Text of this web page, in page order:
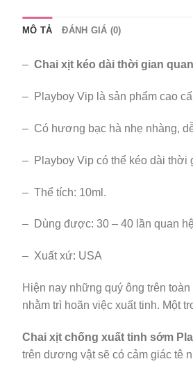
MÔ TẢ ĐÁNH GIÁ (0)
– Chai xịt kéo dài thời gian
– Playboy Vip là sản phẩm cao
– Có hương bạc hà nhẹ nhàng,
– Playboy Vip có thể kéo dài thời
– Thể tích: 10ml.
– Dùng được: 30 – 40 lần quan hệ
– Xuất xứ: USA
Hiện nay những quý ông trên
nhằm trì hoãn việc xuất tinh. Một
Chai xịt chống xuất tinh sớm
trên dương vật sẽ có cảm giác tê